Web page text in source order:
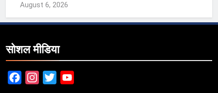
August 6, 2026
सोशल मीडिया
FacebookInstagram
Twitter